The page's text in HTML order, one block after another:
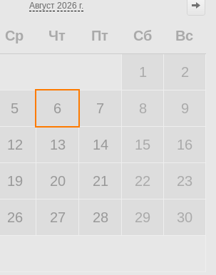
Август 2026 г.
Ср Чт Пт Сб Вс
1 2
5 6 7 8 9
12 13 14 15 16
19 20 21 22 23
26 27 28 29 30